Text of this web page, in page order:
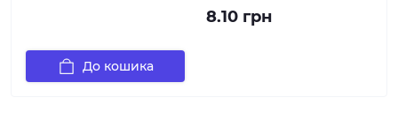
8.10 грн
До кошика